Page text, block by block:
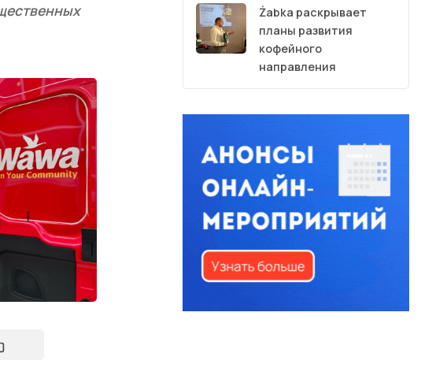
Żabka раскрывает
планы развития
кофейного
направления